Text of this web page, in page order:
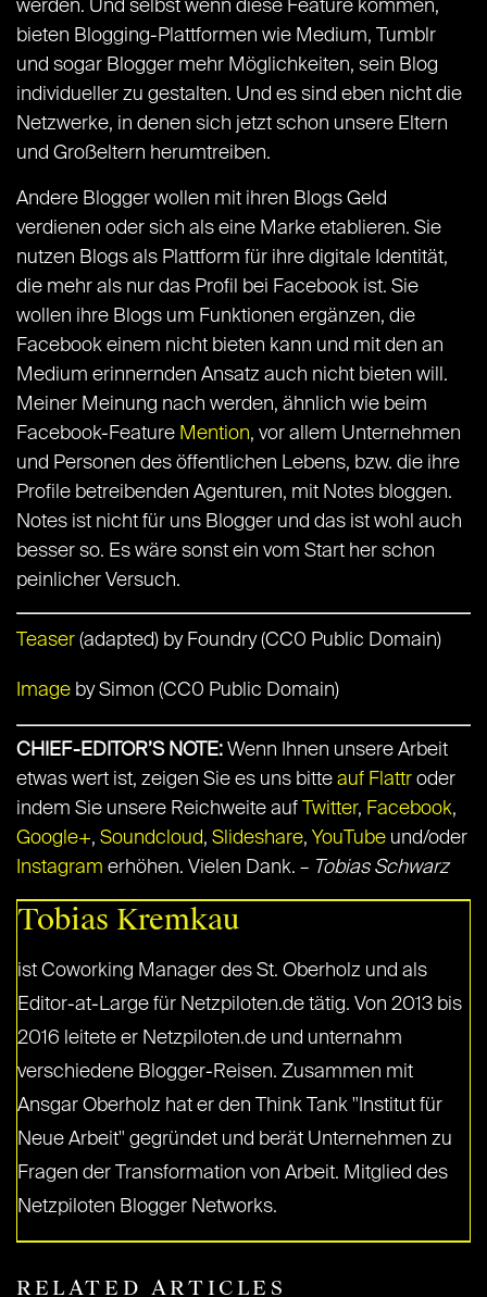
werden. Und selbst wenn diese Feature kommen,
bieten Blogging-Plattformen wie Medium, Tumblr
und sogar Blogger mehr Möglichkeiten, sein Blog
individueller zu gestalten. Und es sind eben nicht die
Netzwerke, in denen sich jetzt schon unsere Eltern
und Großeltern herumtreiben.
Andere Blogger wollen mit ihren Blogs Geld
verdienen oder sich als eine Marke etablieren. Sie
nutzen Blogs als Plattform für ihre digitale Identität,
die mehr als nur das Profil bei Facebook ist. Sie
wollen ihre Blogs um Funktionen ergänzen, die
Facebook einem nicht bieten kann und mit den an
Medium erinnernden Ansatz auch nicht bieten will.
Meiner Meinung nach werden, ähnlich wie beim
Facebook-Feature Mention, vor allem Unternehmen
und Personen des öffentlichen Lebens, bzw. die ihre
Profile betreibenden Agenturen, mit Notes bloggen.
Notes ist nicht für uns Blogger und das ist wohl auch
besser so. Es wäre sonst ein vom Start her schon
peinlicher Versuch.
Teaser (adapted) by Foundry (CC0 Public Domain)
Image by Simon (CC0 Public Domain)
CHIEF-EDITOR’S NOTE: Wenn Ihnen unsere Arbeit
etwas wert ist, zeigen Sie es uns bitte auf Flattr oder
indem Sie unsere Reichweite auf
Twitter, Facebook,
Google+, Soundcloud, Slideshare, YouTube und/oder
Instagram erhöhen. Vielen Dank. – Tobias Schwarz
Tobias Kremkau
ist Coworking Manager des St. Oberholz und als
Editor-at-Large für Netzpiloten.de tätig. Von 2013 bis
2016 leitete er Netzpiloten.de und unternahm
verschiedene Blogger-Reisen. Zusammen mit
Ansgar Oberholz hat er den Think Tank "Institut für
Neue Arbeit" gegründet und berät Unternehmen zu
Fragen der Transformation von Arbeit. Mitglied des
Netzpiloten Blogger Networks.
RELATED ARTICLES